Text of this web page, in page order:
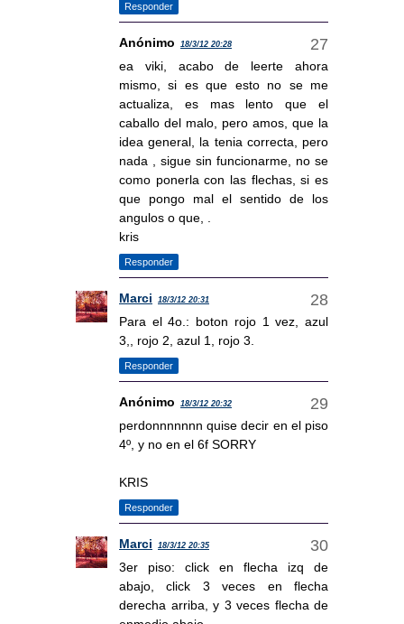
Responder
Anónimo 18/3/12 20:28
ea viki, acabo de leerte ahora
mismo, si es que esto no se me
actualiza, es mas lento que el
caballo del malo, pero amos, que la
idea general, la tenia correcta, pero
nada , sigue sin funcionarme, no se
como ponerla con las flechas, si es
que pongo mal el sentido de los
angulos o que, .
kris
Responder
Marci 18/3/12 20:31
Para el 4o.: boton rojo 1 vez, azul
3,, rojo 2, azul 1, rojo 3.
Responder
Anónimo 18/3/12 20:32
perdonnnnnnn quise decir en el piso
4º, y no en el 6f SORRY
KRIS
Responder
Marci 18/3/12 20:35
3er piso: click en flecha izq de
abajo, click 3 veces en flecha
derecha arriba, y 3 veces flecha de